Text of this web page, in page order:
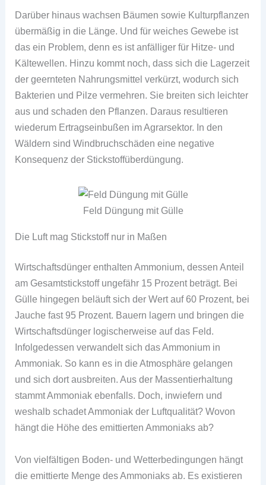
Darüber hinaus wachsen Bäumen sowie Kulturpflanzen
übermäßig in die Länge. Und für weiches Gewebe ist
das ein Problem, denn es ist anfälliger für Hitze- und
Kältewellen. Hinzu kommt noch, dass sich die Lagerzeit
der geernteten Nahrungsmittel verkürzt, wodurch sich
Bakterien und Pilze vermehren. Sie breiten sich leichter
aus und schaden den Pflanzen. Daraus resultieren
wiederum Ertragseinbußen im Agrarsektor. In den
Wäldern sind Windbruchschäden eine negative
Konsequenz der Stickstoffüberdüngung.
Feld Düngung mit Gülle
Die Luft mag Stickstoff nur in Maßen
Wirtschaftsdünger enthalten Ammonium, dessen Anteil
am Gesamtstickstoff ungefähr 15 Prozent beträgt. Bei
Gülle hingegen beläuft sich der Wert auf 60 Prozent, bei
Jauche fast 95 Prozent. Bauern lagern und bringen die
Wirtschaftsdünger logischerweise auf das Feld.
Infolgedessen verwandelt sich das Ammonium in
Ammoniak. So kann es in die Atmosphäre gelangen
und sich dort ausbreiten. Aus der Massentierhaltung
stammt Ammoniak ebenfalls. Doch, inwiefern und
weshalb schadet Ammoniak der Luftqualität? Wovon
hängt die Höhe des emittierten Ammoniaks ab?
Von vielfältigen Boden- und Wetterbedingungen hängt
die emittierte Menge des Ammoniaks ab. Es existieren